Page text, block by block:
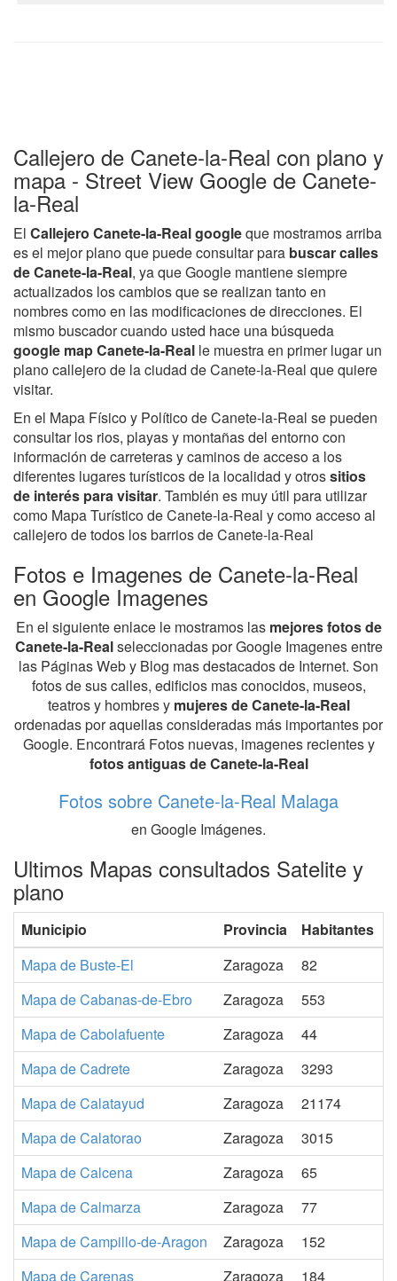
Callejero de Canete-la-Real con plano y
mapa - Street View Google de Canete-
la-Real
El Callejero Canete-la-Real googleque mostramos arriba
es el mejor plano que puede consultar para buscar calles
de Canete-la-Real, ya que Google mantiene siempre
actualizados los cambios que se realizan tanto en
nombres como en las modificaciones de direcciones. El
mismo buscador cuando usted hace una búsqueda
google map Canete-la-Real le muestra en primer lugar un
plano callejero de la ciudad de Canete-la-Real que quiere
visitar.
En el Mapa Físico y Político de Canete-la-Real se pueden
consultar los rios, playas y montañas del entorno con
información de carreteras y caminos de acceso a los
diferentes lugares turísticos de la localidad y otrossitios
de interés para visitar. También es muy útil para utilizar
como Mapa Turístico de Canete-la-Real y como acceso al
callejero de todos los barrios de Canete-la-Real
Fotos e Imagenes de Canete-la-Real
en Google Imagenes
En el siguiente enlace le mostramos las mejores fotos de
Canete-la-Realseleccionadas por Google Imagenes entre
las Páginas Web y Blog mas destacados de Internet. Son
fotos de sus calles, edificios mas conocidos, museos,
teatros y hombres y mujeres de Canete-la-Real
ordenadas por aquellas consideradas más importantes por
Google. Encontrará Fotos nuevas, imagenes recientes y
fotos antiguas de Canete-la-Real
Fotos sobre Canete-la-Real Malaga
en Google Imágenes.
Ultimos Mapas consultados Satelite y
plano
Municipio Provincia
Habitantes
Mapa de Buste-El
Zaragoza
82
Mapa de Cabanas-de-Ebro
Zaragoza
553
Mapa de Cabolafuente
Zaragoza
44
Mapa de Cadrete
Zaragoza
3293
Mapa de Calatayud
Zaragoza
21174
Mapa de Calatorao
Zaragoza
3015
Mapa de Calcena
Zaragoza
65
Mapa de Calmarza
Zaragoza
77
Mapa de Campillo-de-Aragon
Zaragoza
152
Mapa de Carenas
Zaragoza 184